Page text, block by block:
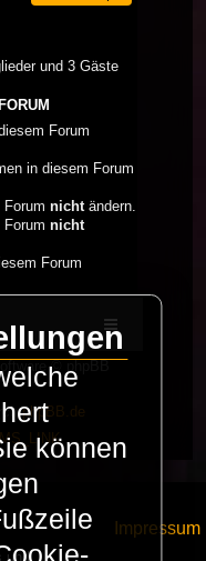
und 3 Gäste
Forum
in diesem Forum
nicht ändern.
nicht
Forum
© phpBB
phpBB.de
und
Impressum
können